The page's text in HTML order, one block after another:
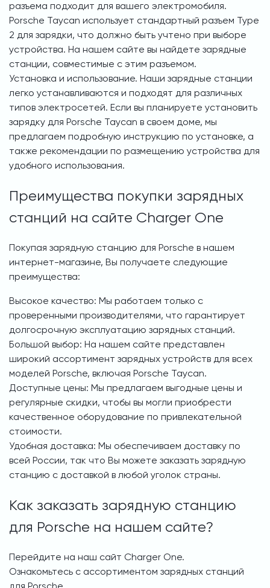
разъема подходит для вашего электромобиля.
Porsche Taycan использует стандартный разъем Type
2 для зарядки, что должно быть учтено при выборе
устройства. На нашем сайте вы найдете зарядные
станции, совместимые с этим разъемом.
Установка и использование. Наши зарядные станции
легко устанавливаются и подходят для различных
типов электросетей. Если вы планируете установить
зарядку для Porsche Taycan в своем доме, мы
предлагаем подробную инструкцию по установке, а
также рекомендации по размещению устройства для
удобного использования.
Преимущества покупки зарядных
станций на сайте Charger One
Покупая зарядную станцию для Porsche в нашем
интернет-магазине, Вы получаете следующие
преимущества:
Высокое качество: Мы работаем только с
проверенными производителями, что гарантирует
долгосрочную эксплуатацию зарядных станций.
Большой выбор: На нашем сайте представлен
широкий ассортимент зарядных устройств для всех
моделей Porsche, включая Porsche Taycan.
Доступные цены: Мы предлагаем выгодные цены и
регулярные скидки, чтобы вы могли приобрести
качественное оборудование по привлекательной
стоимости.
Удобная доставка: Мы обеспечиваем доставку по
всей России, так что Вы можете заказать зарядную
станцию с доставкой в любой уголок страны.
Как заказать зарядную станцию
для Porsche на нашем сайте?
Перейдите на наш сайт Charger One.
Ознакомьтесь с ассортиментом зарядных станций